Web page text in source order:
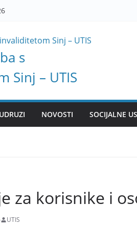
s
Sinj – UTIS
NOVOSTI SOCIJALNE
za korisnike i
UTIS